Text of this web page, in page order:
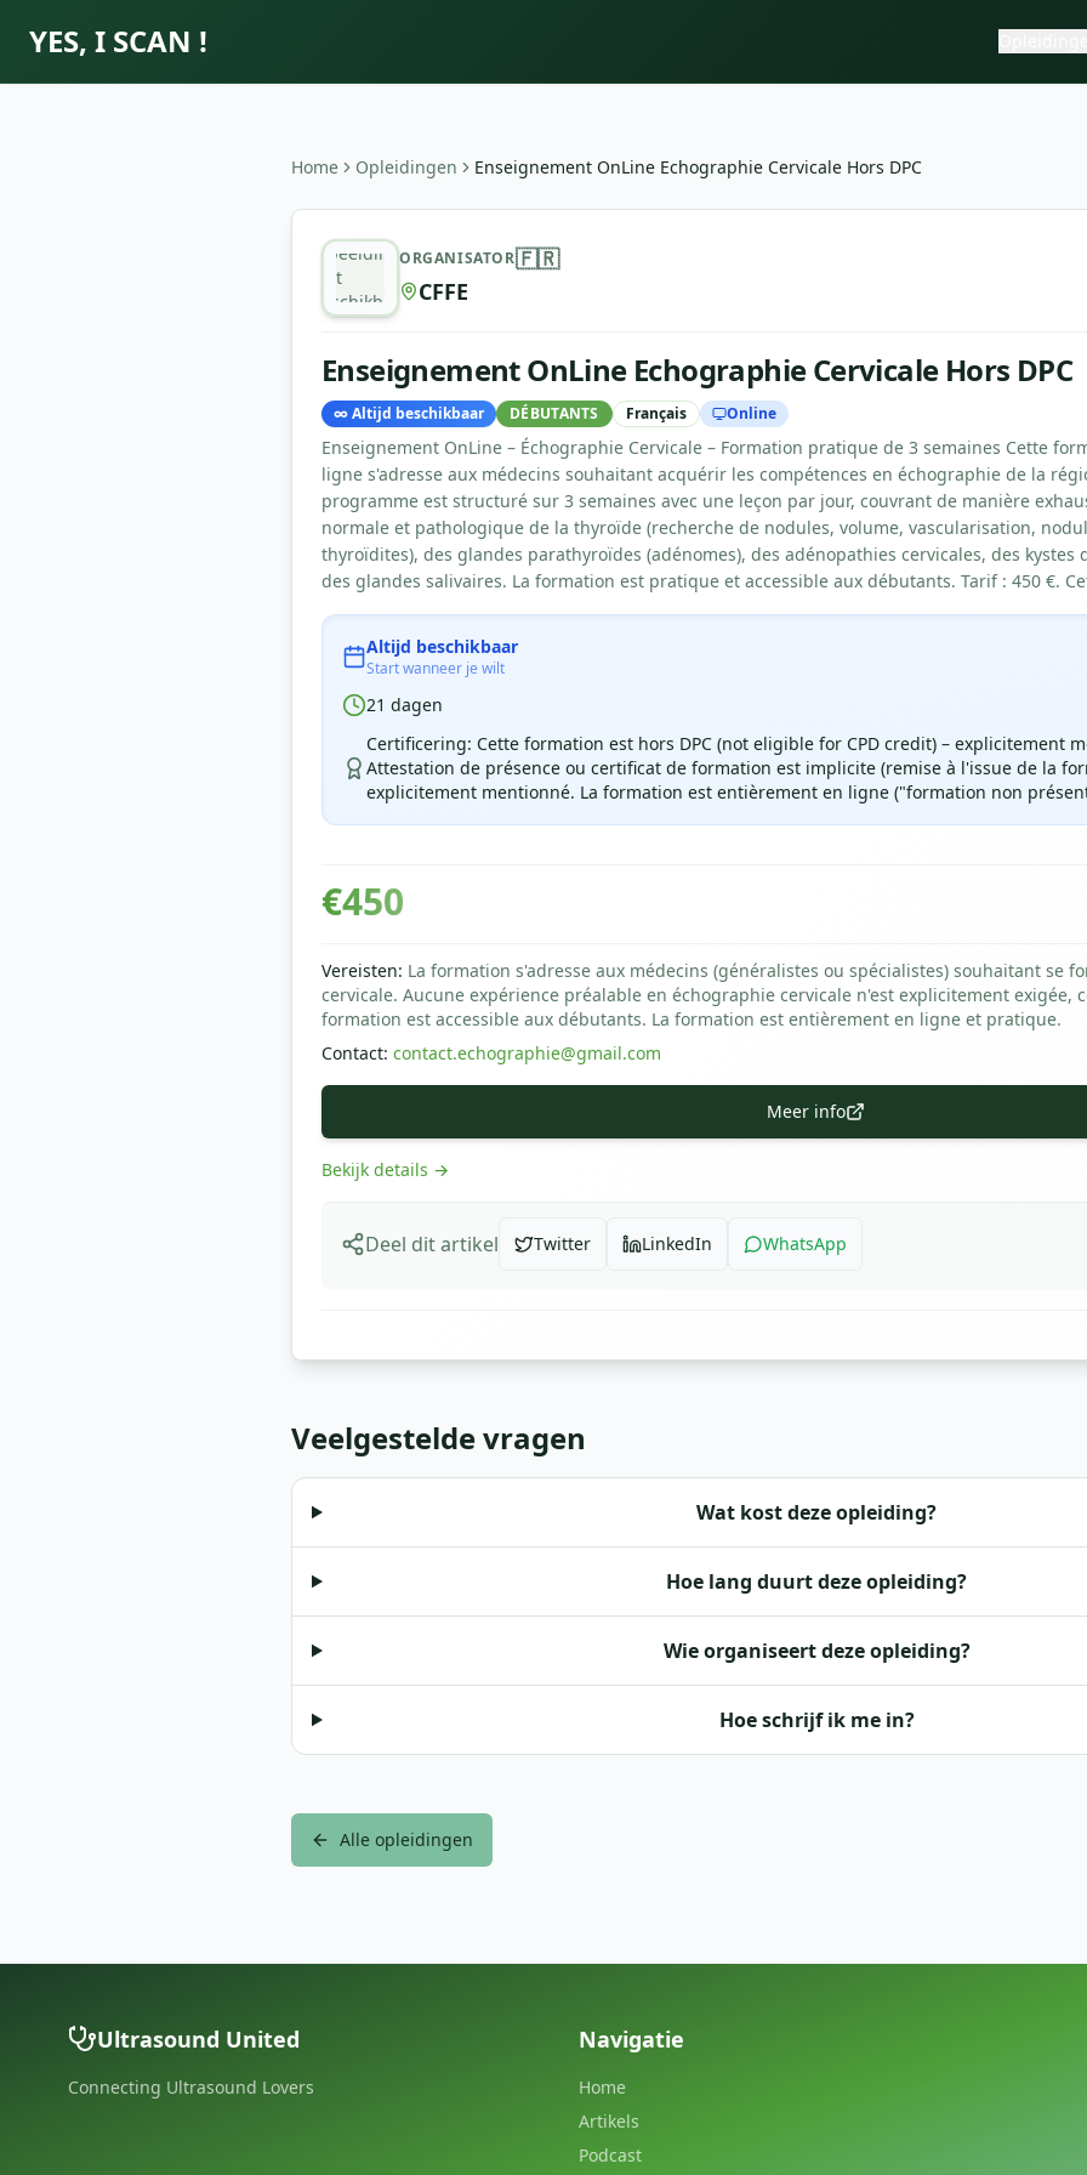
YES, I SCAN !
Home Opleidingen Enseignement OnLine Echographie Cervicale Hors DPC
Enseignement OnLine Echographie Cervicale Hors DPC
Afbeelding
niet
beschikbaar
ORGANISATOR🇫🇷
CFFE
Enseignement OnLine Echographie Cervicale Hors DPC
∞Altijd beschikbaar DÉBUTANTS Français Online
Enseignement OnLine – Échographie Cervicale – Formation pratique de 3 semaines Cette
ligne s'adresse aux médecins souhaitant acquérir les compétences en échographie de la
programme est structuré sur 3 semaines avec une leçon par jour, couvrant de manière
normale et pathologique de la thyroïde (recherche de nodules, volume, vascularisation,
thyroïdites), des glandes parathyroïdes (adénomes), des adénopathies cervicales, des kystes
des glandes salivaires. La formation est pratique et accessible aux débutants. Tarif : 450 €.
Altijd beschikbaar
Start wanneer je wilt
21 dagen
Certificering: Cette formation est hors DPC (not eligible for CPD credit) – explicitement
Attestation de présence ou certificat de formation est implicite (remise à l'issue de la
explicitement mentionné. La formation est entièrement en ligne ("formation non
€450
Vereisten: La formation s'adresse aux médecins (généralistes ou spécialistes) souhaitant se
cervicale. Aucune expérience préalable en échographie cervicale n'est explicitement exigée,
formation est accessible aux débutants. La formation est entièrement en ligne et pratique.
Contact: contact.echographie@gmail.com
Meer info
Bekijk details →
Deel dit artikel Twitter LinkedIn WhatsApp
Veelgestelde vragen
Wat kost deze opleiding?
Hoe lang duurt deze opleiding?
Wie organiseert deze opleiding?
Hoe schrijf ik me in?
Alle opleidingen
Ultrasound United
Connecting Ultrasound Lovers
Navigatie
Home
Artikels
Podcast